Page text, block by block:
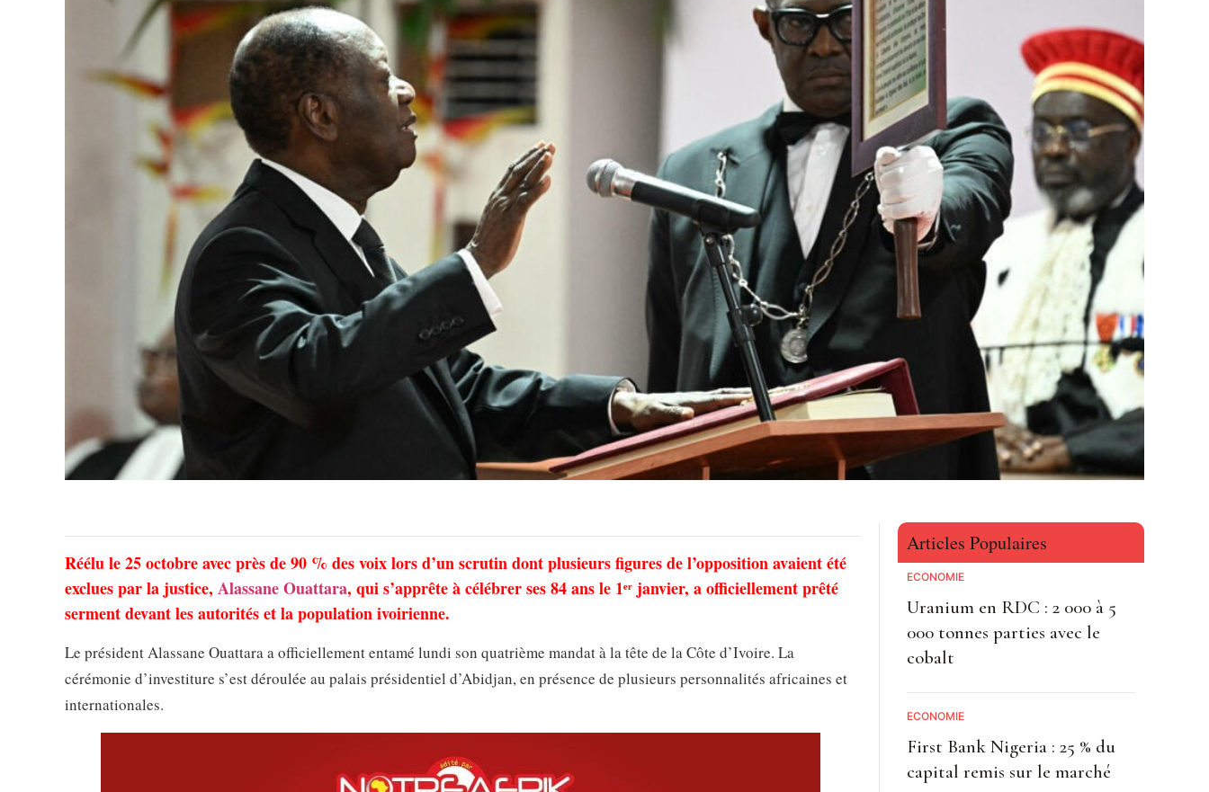
Réélu le 25 octobre avec près de 90 % des voix lors d’un scrutin dont plusieurs figures de l’opposition avaient été
exclues par la justice, Alassane Ouattara, qui s’apprête à célébrer ses 84 ans le 1ᵉʳ janvier, a officiellement prêté
serment devant les autorités et la population ivoirienne.
Le président Alassane Ouattara a officiellement entamé lundi son quatrième mandat à la tête de la Côte d’Ivoire. La
cérémonie d’investiture s’est déroulée au palais présidentiel d’Abidjan, en présence de plusieurs personnalités africaines et
internationales.
Articles Populaires
ECONOMIE
Uranium en RDC : 2 000 à 5
000 tonnes parties avec le
cobalt
ECONOMIE
First Bank Nigeria : 25 % du
capital remis sur le marché